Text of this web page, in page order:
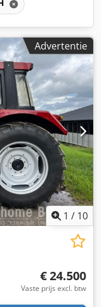
Advertentie
1 / 10
€ 24.500
Vaste prijs excl. btw